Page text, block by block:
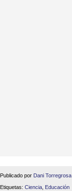
Publicado por Dani Torregrosa
Etiquetas: Ciencia Educación